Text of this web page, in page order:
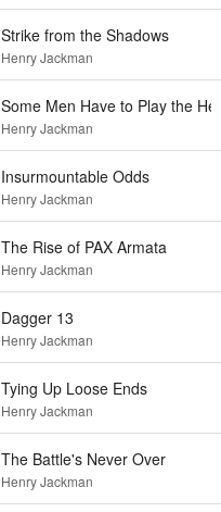
Strike from the Shadows
Henry Jackman
Some Men Have to Play the Hero
Henry Jackman
Insurmountable Odds
Henry Jackman
The Rise of PAX Armata
Henry Jackman
Dagger 13
Henry Jackman
Tying Up Loose Ends
Henry Jackman
The Battle's Never Over
Henry Jackman